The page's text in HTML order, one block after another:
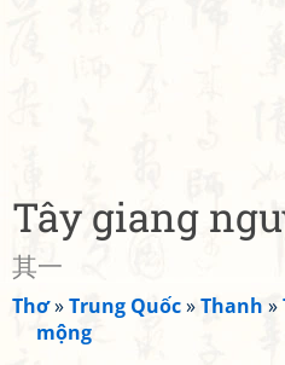
Tây giang
其一
Thơ»Trung Quốc»Thanh »
mộng